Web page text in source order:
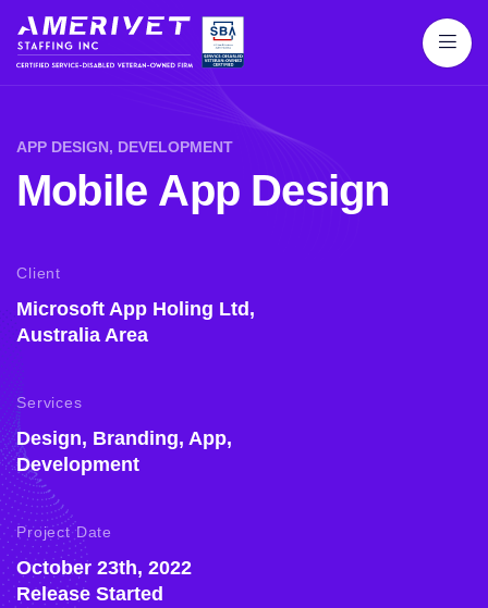
APP DESIGN, DEVELOPMENT
Mobile App Design
Client
Microsoft App Holing Ltd,
Australia Area
Services
Design, Branding, App,
Development
Project Date
October 23th, 2022
Release Started